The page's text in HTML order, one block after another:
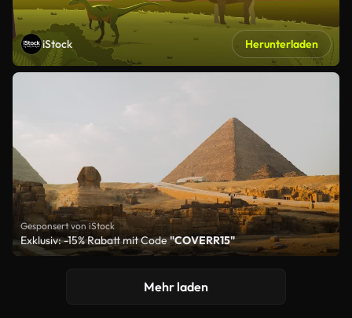
iStock Herunterladen
Gesponsert von iStock
Exklusiv: -15% Rabatt mit Code"COVERR15"
Mehr laden